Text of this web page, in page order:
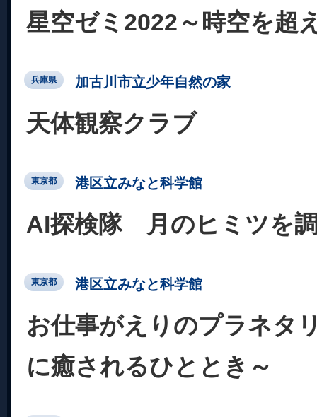
星空ゼミ2022～時空を超
兵庫県 加古川市立少年自然の家
天体観察クラブ
東京都 港区立みなと科学館
AI探検隊 月のヒミツを
東京都 港区立みなと科学館
お仕事がえりのプラネタ
に癒されるひととき～